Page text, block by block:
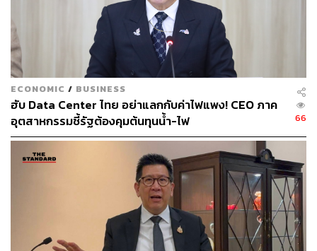
ความขัดแย้งในภูมิภาคตะวันออกกลางที่จะยืดเยื้อ
ยาวนานจนกระทบราคาพลังงานและต้นทุนการส่งออก
ความผันผวนของการค้าโลก โดยเฉพาะความไม่
แน่นอนจากนโยบายการกีดกันทางการค้า สถานการณ์
เอลนีโญที่อาจทำให้เกิดภัยแล้ง
ความเปราะบางทางการเงิน โดยเฉพาะหนี้ครัวเรือนที่
ยังคงอยู่ในระดับสูง
ชี้ประมาณการ GDP นี้ยังไม่นับรวมแผนออก
พ.ร.บ.เงินกู้ 500,000 ล้านบาท
ECONOMIC / BUSINESS
ฮับ Data Center ไทย อย่าแลกกับค่าไฟแพง! CEO ภาค
อุตสาหกรรมชี้รัฐต้องคุมต้นทุนน้ำ-ไฟ
66